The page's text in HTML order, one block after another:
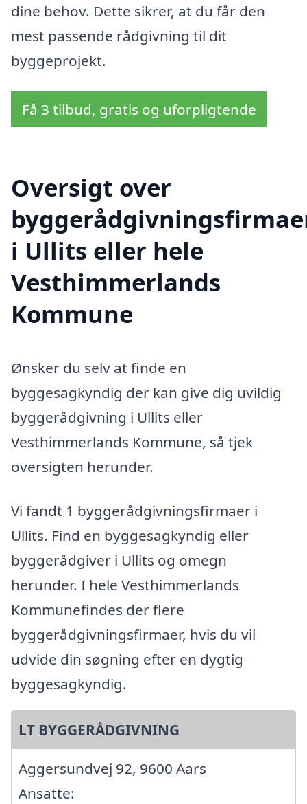
dine behov. Dette sikrer, at du får den
mest passende rådgivning til dit
byggeprojekt.
Få 3 tilbud, gratis og uforpligtende
Oversigt over
i Ullits eller hele
Vesthimmerlands
Kommune
Ønsker du selv at finde en
byggesagkyndig der kan give dig uvildig
byggerådgivning i Ullits eller
Vesthimmerlands Kommune, så tjek
oversigten herunder.
Vi fandt 1 byggerådgivningsfirmaer i
Ullits. Find en byggesagkyndig eller
byggerådgiver i Ullits og omegn
herunder. I hele Vesthimmerlands
Kommunefindes der flere
byggerådgivningsfirmaer, hvis du vil
udvide din søgning efter en dygtig
byggesagkyndig.
LT BYGGERÅDGIVNING
Aggersundvej 92, 9600 Aars
Ansatte: